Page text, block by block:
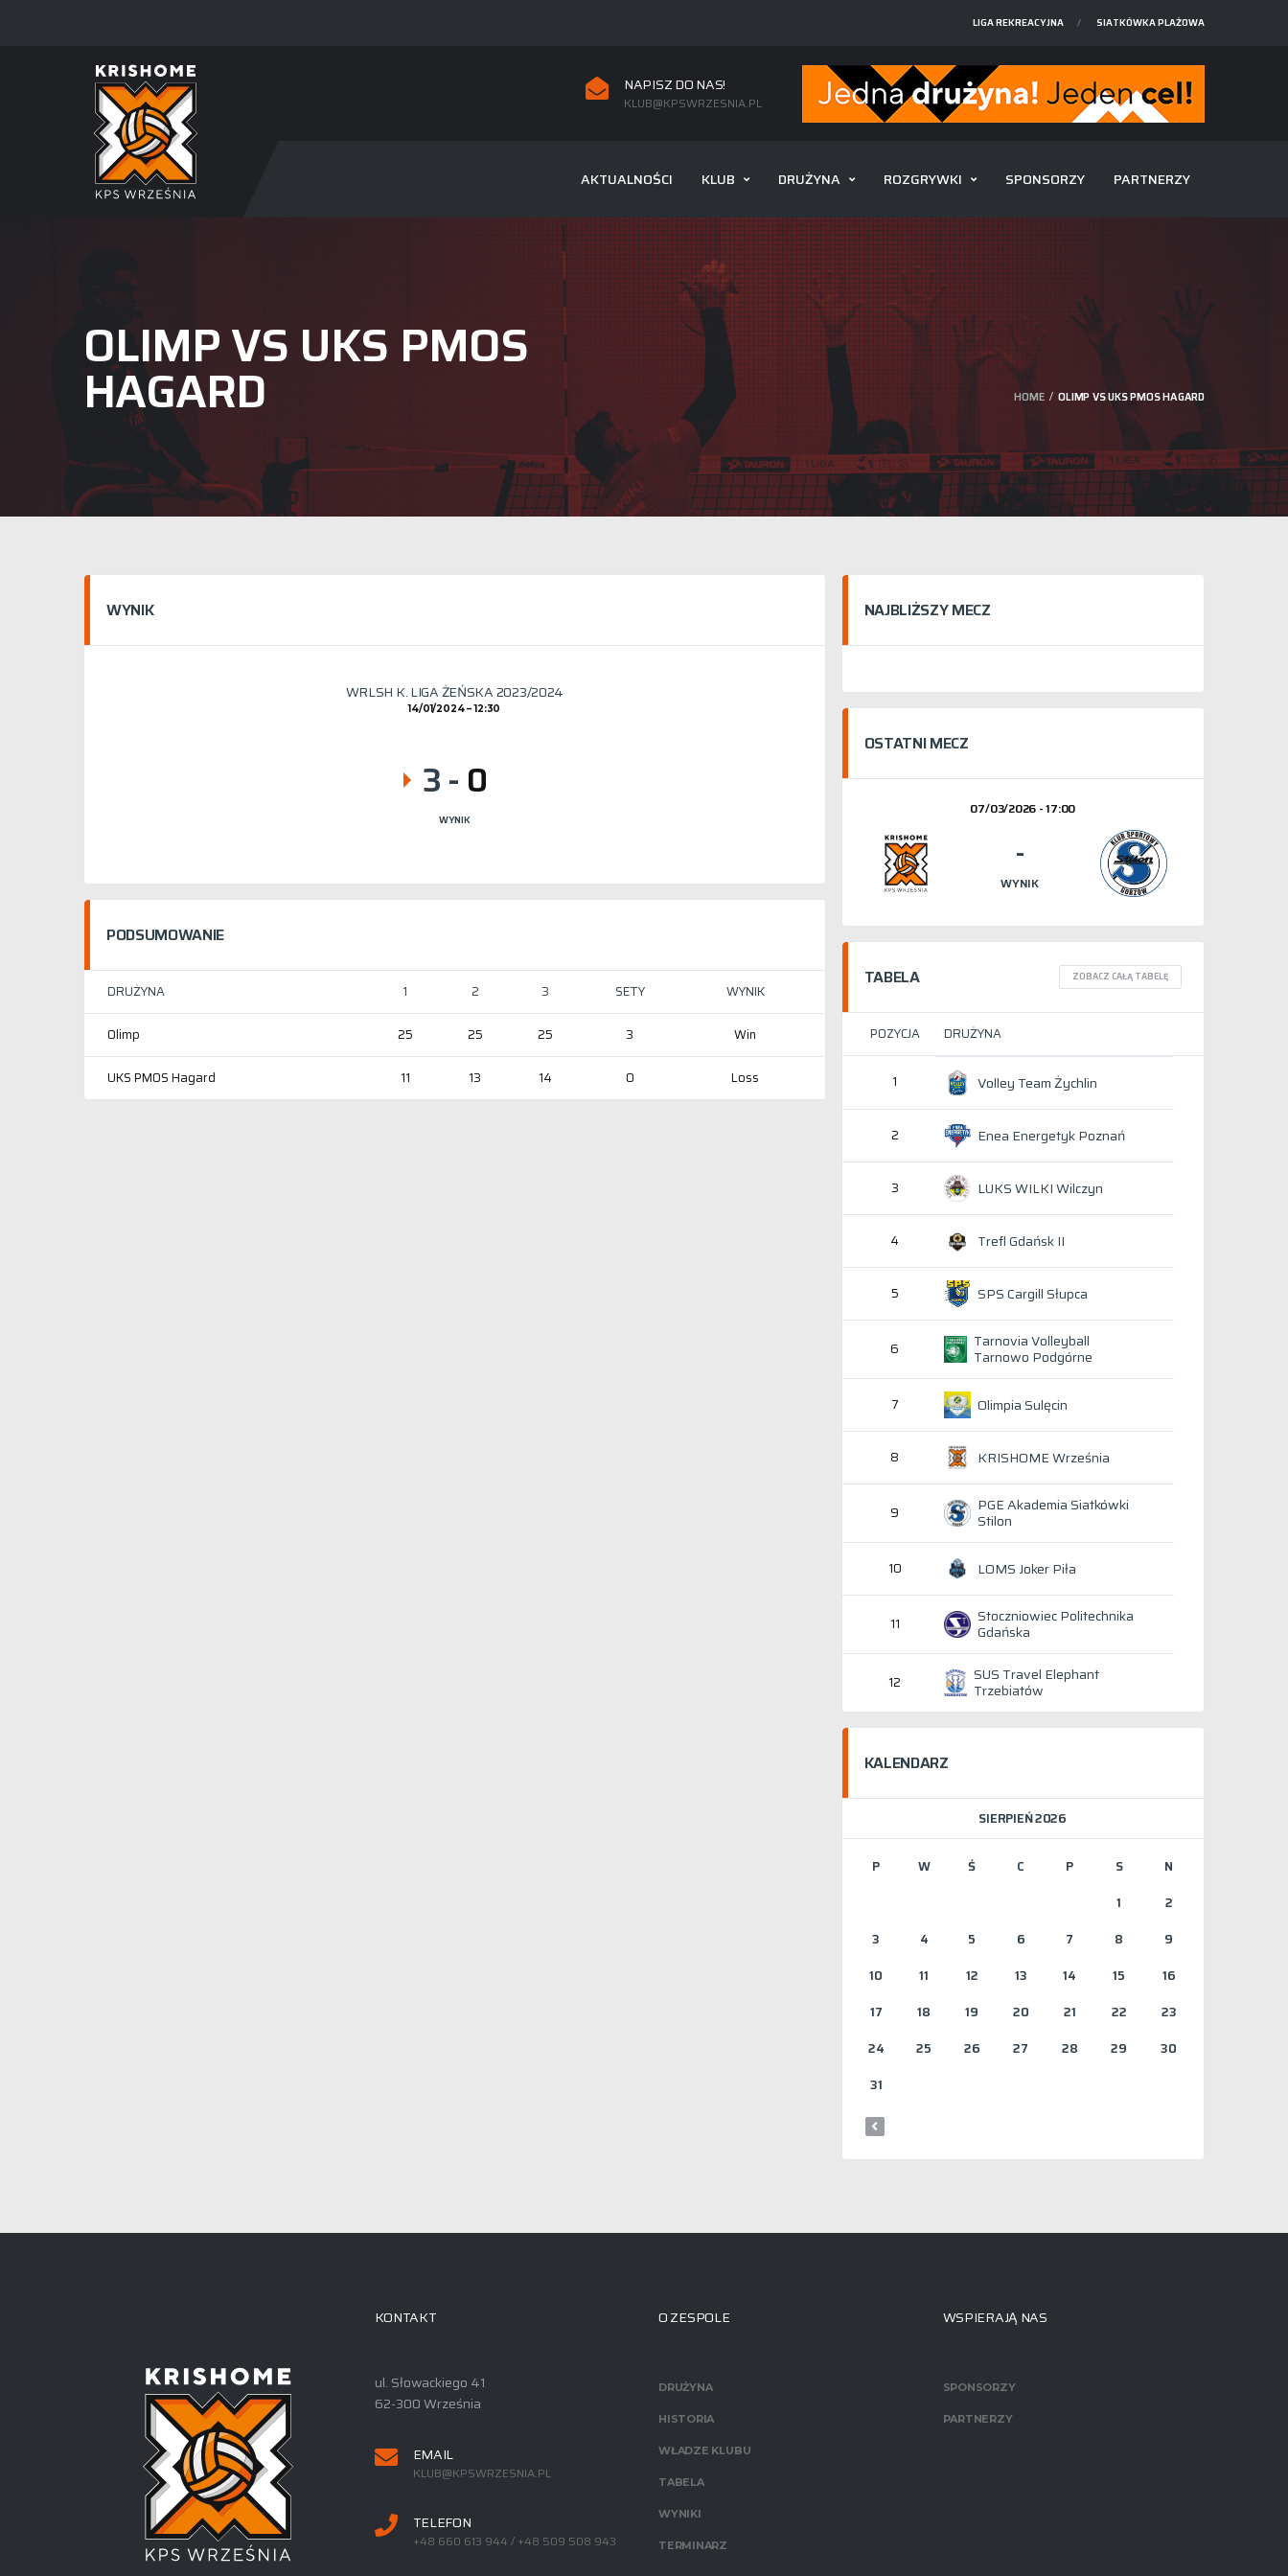
LIGA REKREACYJNA SIATKÓWKA PLAŻOWA
NAPISZ DO NAS!
KLUB@KPSWRZESNIA.PL
AKTUALNOŚCI KLUB DRUŻYNA ROZGRYWKI SPONSORZY PARTNERZY
OLIMP VS UKS PMOS
HAGARD HOME OLIMP VS UKS PMOS HAGARD
WYNIK
WRLSH K. LIGA ŻEŃSKA 2023/2024
14/01/2024 12:30
3- 0
WYNIK
PODSUMOWANIE
DRUŻYNA 1 2 3 SETY WYNIK
Olimp 25 25 25 3 Win
UKS PMOS Hagard 11 13 14 0 Loss
NAJBLIŻSZY MECZ
OSTATNI MECZ
07/03/2026 - 17:00
-
WYNIK
TABELA ZOBACZ CAŁĄ TABELĘ
POZYCJA DRUŻYNA
1 Volley Team Żychlin
2 Enea Energetyk Poznań
3 LUKS WILKI Wilczyn
4 Trefl Gdańsk II
5 SPS Cargill Słupca
6 Tarnovia Volleyball
Tarnowo Podgórne
7 Olimpia Sulęcin
8 KRISHOME Września
9 PGE Akademia Siatkówki
Stilon
10 LOMS Joker Piła
11 Stoczniowiec Politechnika
Gdańska
12 SUS Travel Elephant
Trzebiatów
KALENDARZ
SIERPIEŃ 2026
P W Ś C P S
N
1
2
3
4 5 6 7 8
9
10
11 12 13 14 15
16
17
18 19 20 21 22
23
24
25 26 27 28 29
30
31
KONTAKT
ul. Słowackiego 41
62-300 Września
EMAIL
KLUB@KPSWRZESNIA.PL
TELEFON
+48 660 613 944 / +48 509 508 943
O ZESPOLE
DRUŻYNA
HISTORIA
WŁADZE KLUBU
TABELA
WYNIKI
TERMINARZ
WSPIERAJĄ NAS
SPONSORZY
PARTNERZY